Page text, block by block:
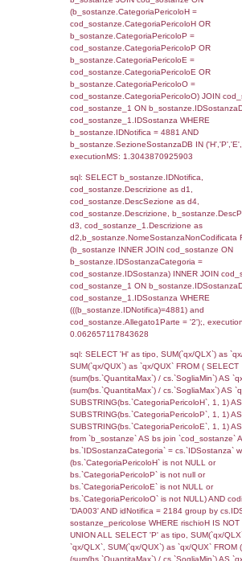
JOIN
0.070865869522095
rofi.DescAltro FROM
cod_territori_tipologia
0.069943904876709
sql: SELECT
rofi.DescAltro FROM
cod_territori_tipologia